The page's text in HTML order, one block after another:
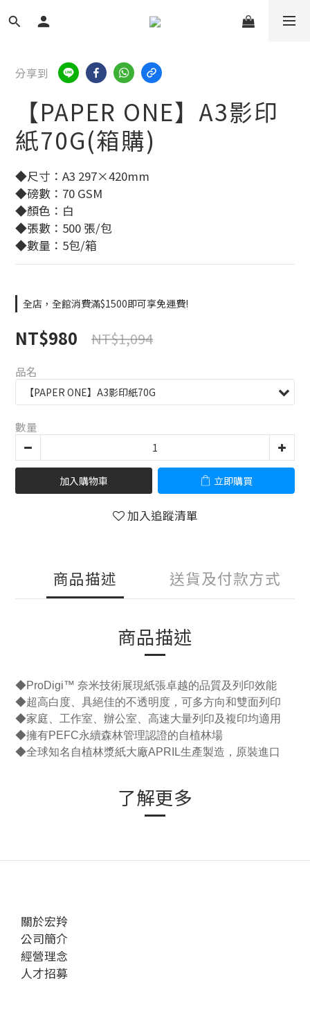
分享到
【PAPER ONE】A3影印
紙70G(箱購)
◆尺寸：A3 297×420mm
◆磅數：70 GSM
◆顏色：白
◆張數：500 張/包
◆數量：5包/箱
全店，全館消費滿$1500即可享免運費!
NT$980 NT$1,094
品名
數量
加入購物車 立即購買
加入追蹤清單
商品描述 送貨及付款方式
商品描述
◆ProDigi™ 奈米技術展現紙張卓越的品質及列印效能
◆超高白度、具絕佳的不透明度，可多方向和雙面列印
◆家庭、工作室、辦公室、高速大量列印及複印均適用
◆擁有PEFC永續森林管理認證的自植林場
◆全球知名自植林漿紙大廠APRIL生產製造，原裝進口
了解更多
關於宏羚
公司簡介
經營理念
人才招募